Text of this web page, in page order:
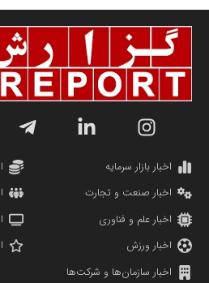
دانشگاه سئوی ایران
سازمان صنعت،معدن و تجارت
مریم حاج نوروز نظری
اخبار بازار سرمایه
اخبار صنعت و تجارت
اخبار علم و فناوری
اخبار ورزش
اخبار سازمان‌ها و شرکت‌ها